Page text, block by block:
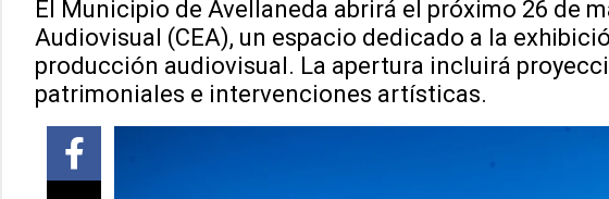
El Municipio de Avellaneda abrirá el próximo 26 de
Audiovisual (CEA), un espacio dedicado a la
producción audiovisual. La apertura incluirá
patrimoniales e intervenciones artísticas.